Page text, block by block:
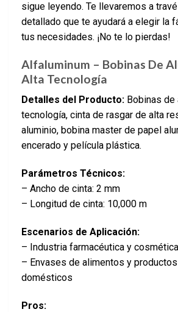
sigue leyendo. Te llevaremos a
detallado que te ayudará a elegir la
tus necesidades. ¡No te lo pierdas!
Alfaluminum – Bobinas De
Alta Tecnología
Detalles del Producto: Bobinas
tecnología, cinta de rasgar de alta
aluminio, bobina master de papel
encerado y película plástica.
Parámetros Técnicos:
– Ancho de cinta: 2 mm
– Longitud de cinta: 10,000 m
Escenarios de Aplicación:
– Industria farmacéutica y cosmética
– Envases de alimentos y
domésticos
Pros: